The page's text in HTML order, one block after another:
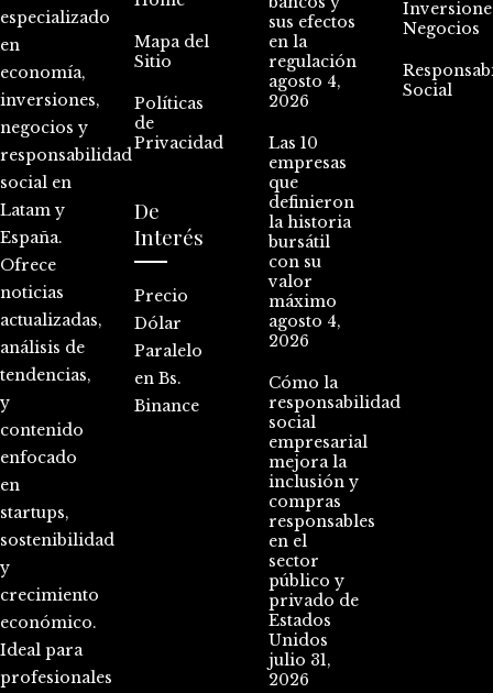
especializado
en
economía,
inversiones,
negocios y
responsabilidad
social en
Latam y
España.
Ofrece
noticias
actualizadas,
análisis de
tendencias,
y
contenido
enfocado
en
startups,
sostenibilidad
y
crecimiento
económico.
Ideal para
profesionales
Mapa del
Sitio
Políticas
de
Privacidad
De
Interés
Precio
Dólar
Paralelo
en Bs.
Binance
sus efectos
en la
regulación
agosto 4,
2026
Las 10
empresas
que
definieron
la historia
bursátil
con su
valor
máximo
agosto 4,
2026
Cómo la
responsabilidad
social
empresarial
mejora la
inclusión y
compras
responsables
en el
sector
público y
privado de
Estados
Unidos
julio 31,
2026
Negocios
Social